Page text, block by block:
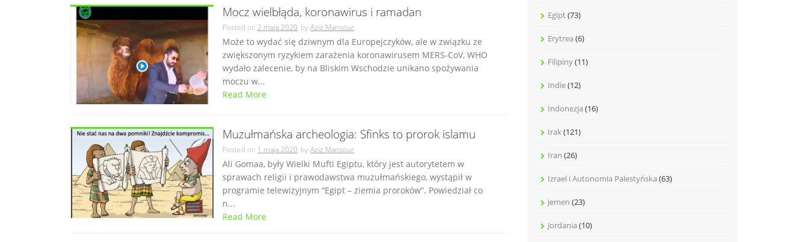
Mocz wielbłąda, koronawirus i ramadan
Posted on2 maja 2020 byAziz Mansour
Może to wydać się dziwnym dla Europejczyków, ale w związku ze
zwiększonym ryzykiem zarażenia koronawirusem MERS‐CoV, WHO
wydało zalecenie, by na Bliskim Wschodzie unikano spożywania
moczu w...
Read More
Muzułmańska archeologia: Sfinks to prorok islamu
Posted on 1 maja 2020 byAziz Mansour
Ali Gomaa, były Wielki Mufti Egiptu, który jest autorytetem w
sprawach religii i prawodawstwa muzułmańskiego, wystąpił w
programie telewizyjnym “Egipt – ziemia proroków”. Powiedział co
n...
Read More
Egipt(73)
Erytrea (6)
Filipiny(11)
Indie(12)
Indonezja (16)
Irak(121)
Iran (26)
Izrael i Autonomia Palestyńska (63)
Jemen (23)
Jordania (10)